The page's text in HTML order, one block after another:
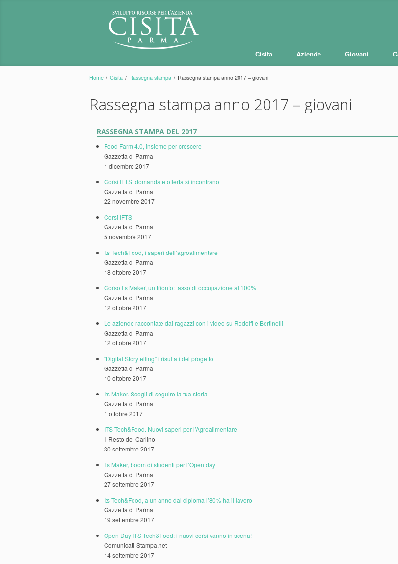
Cisita Aziende Giovani
Home / Cisita / Rassegna stampa / Rassegna stampa anno 2017 – giovani
Rassegna stampa anno 2017 – giovani
RASSEGNA STAMPA DEL 2017
Food Farm 4.0, insieme per crescere
Gazzetta di Parma
1 dicembre 2017
Corsi IFTS, domanda e offerta si incontrano
Gazzetta di Parma
22 novembre 2017
Corsi IFTS
Gazzetta di Parma
5 novembre 2017
Its Tech&Food, i saperi dell’agroalimentare
Gazzetta di Parma
18 ottobre 2017
Corso Its Maker, un trionfo: tasso di occupazione al 100%
Gazzetta di Parma
12 ottobre 2017
Le aziende raccontate dai ragazzi con i video su Rodolfi e Bertinelli
Gazzetta di Parma
12 ottobre 2017
“Digital Storytelling” i risultati del progetto
Gazzetta di Parma
10 ottobre 2017
Its Maker. Scegli di seguire la tua storia
Gazzetta di Parma
1 ottobre 2017
ITS Tech&Food. Nuovi saperi per l’Agroalimentare
Il Resto del Carlino
30 settembre 2017
Its Maker, boom di studenti per l’Open day
Gazzetta di Parma
27 settembre 2017
Its Tech&Food, a un anno dal diploma l’80% ha il lavoro
Gazzetta di Parma
19 settembre 2017
Open Day ITS Tech&Food: i nuovi corsi vanno in scena!
Comunicati-Stampa.net
14 settembre 2017